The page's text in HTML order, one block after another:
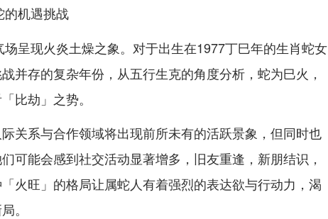
的机遇挑战
呈现火炎土燥之象。对于出生在1977丁巳年的生肖蛇女
并存的复杂年份，从五行生克的角度分析，蛇为巳火，
比劫」之势。
关系与合作领域将出现前所未有的活跃景象，但同时也
可能会感到社交活动显著增多，旧友重逢，新朋结识，
火旺」的格局让属蛇人有着强烈的表达欲与行动力，渴
。